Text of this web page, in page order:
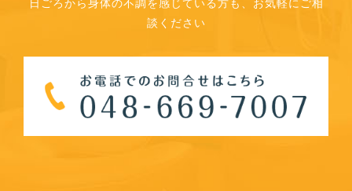
日ごろから身体の不調を感じている方も、お気軽にご相
談ください